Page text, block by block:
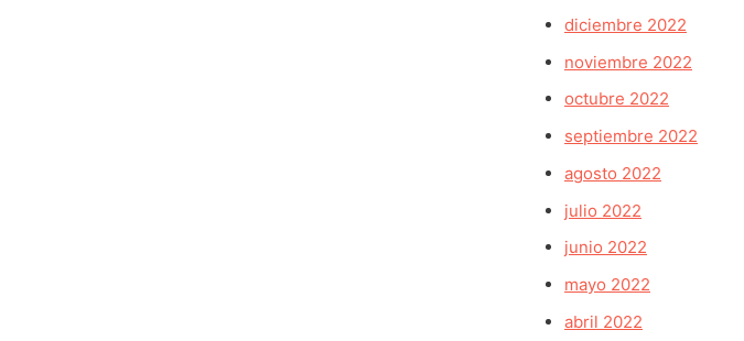
diciembre 2022
noviembre 2022
octubre 2022
septiembre 2022
agosto 2022
julio 2022
junio 2022
mayo 2022
abril 2022